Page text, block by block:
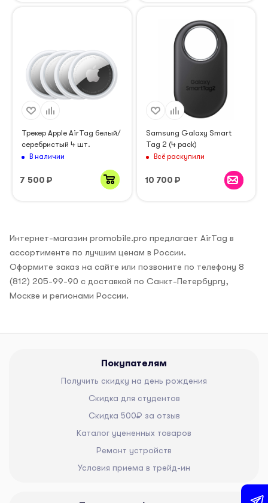
Трекер Apple AirTag белый/
серебристый 4 шт.
В наличии
7 500 ₽
Samsung Galaxy Smart
Tag 2 (4 pack)
Всё раскупили
10 700 ₽
Интернет-магазин promobile.pro предлагает AirTag в
ассортименте по лучшим ценам в России.
Оформите заказ на сайте или позвоните по телефону 8
(812) 205-99-90 с доставкой по Санкт-Петербургу,
Москве и регионами России.
Покупателям
Получить скидку на день рождения
Скидка для студентов
Скидка 500₽ за отзыв
Каталог уцененных товаров
Ремонт устройств
Условия приема в трейд-ин